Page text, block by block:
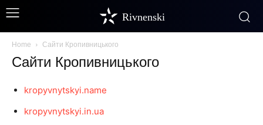
Rivnenski
Home Сайти Кропивницького
Сайти Кропивницького
kropyvnytskyi.name
kropyvnytskyi.in.ua